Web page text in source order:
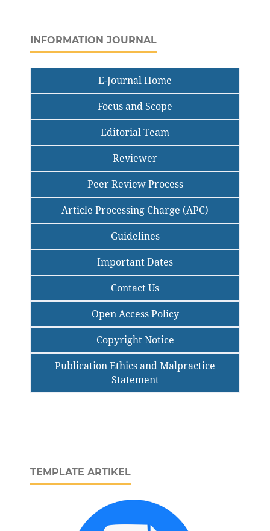
INFORMATION JOURNAL
E-Journal Home
Focus and Scope
Editorial Team
Reviewer
Peer Review Process
Article Processing Charge (APC)
Guidelines
Important Dates
Contact Us
Open Access Policy
Copyright Notice
Publication Ethics and Malpractice
Statement
TEMPLATE ARTIKEL